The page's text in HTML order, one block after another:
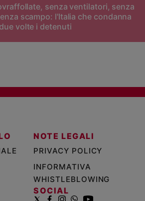
senza ventilatori, senza
scampo: l'Italia che condanna
volte i detenuti
NOTE LEGALI
PRIVACY POLICY
INFORMATIVA
WHISTLEBLOWING
SOCIAL